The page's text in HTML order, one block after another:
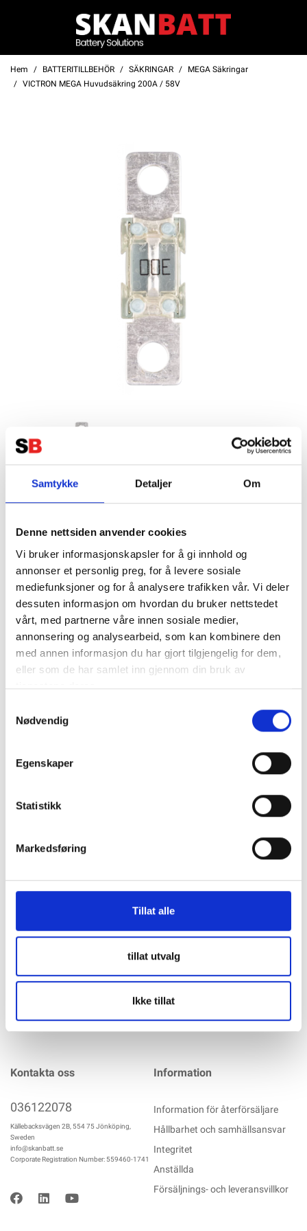
Samtykke Detaljer Om
Denne nettsiden anvender cookies
Vi bruker informasjonskapsler for å gi innhold og
annonser et personlig preg, for å levere sosiale
mediefunksjoner og for å analysere trafikken vår. Vi deler
dessuten informasjon om hvordan du bruker nettstedet
vårt, med partnerne våre innen sosiale medier,
annonsering og analysearbeid, som kan kombinere den
med annen informasjon du har gjort tilgjengelig for dem,
eller som de har samlet inn gjennom din bruk av
tjenestene deres.
Nødvendig
Egenskaper
Statistikk
Markedsføring
Tillat alle
tillat utvalg
Ikke tillat
Hem BATTERITILLBEHÖR SÄKRINGAR
MEGA Säkringar
VICTRON MEGA Huvudsäkring 200A / 58V
200A / 58V
Tillverkare:VICTRON
MEGA Säkring 200A / 58V
Avsedd för 48V-system.
mer info
Dela den här produkten
Beskrivning
MEGA Säkring 200A / 58V Avsedd för 48V-system.
mer info
Kontakta oss
036122078
Källebacksvägen 2B, 554 75 Jönköping,
Sweden
info@skanbatt.se
Corporate Registration Number: 559460-1741
Information
Information för återförsäljare
Hållbarhet och samhällsansvar
Integritet
Anställda
Försäljnings- och leveransvillkor